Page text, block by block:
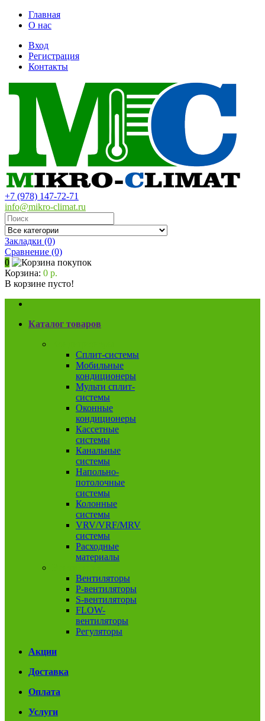
Главная
О нас
Вход
Регистрация
Контакты
+7 (978) 147-72-71
info@mikro-climat.ru
Закладки (0)
Сравнение (0)
0
Корзина: 0 р.
В корзине пусто!
Каталог товаров
Сплит-системы
Мобильные
кондиционеры
Мульти сплит-
системы
Оконные
кондиционеры
Кассетные
системы
Канальные
системы
Напольно-
потолочные
системы
Колонные
системы
VRV/VRF/MRV
системы
Расходные
материалы
Вентиляторы
P-вентиляторы
S-вентиляторы
FLOW-
вентиляторы
Регуляторы
Акции
Доставка
Оплата
Услуги